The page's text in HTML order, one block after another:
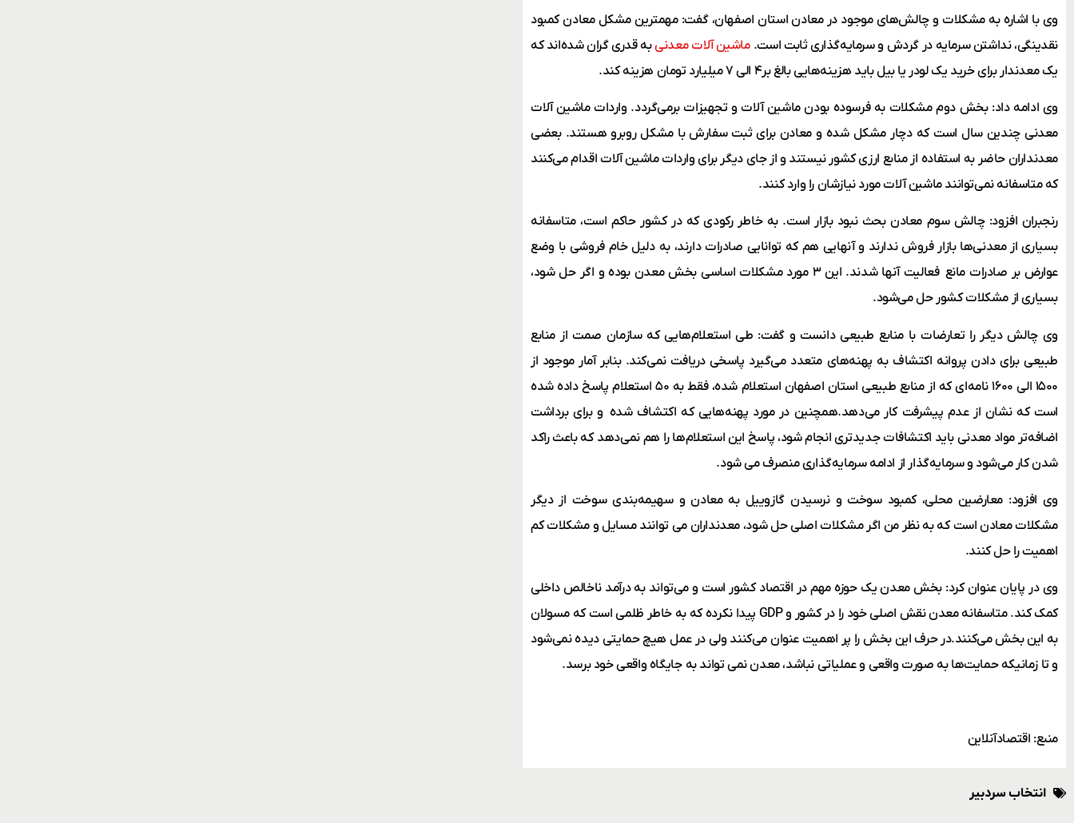
وی با اشاره به مشکلات و چالش‌های موجود در معادن استان اصفهان، گفت: مهمترین مشکل معادن کمبود
نقدینگی، نداشتن سرمایه در گردش و سرمایه‌گذاری ثابت است.ماشین آلات معدنیبه قدری گران شده‌اند که
یک معدندار برای خرید یک لودر یا بیل باید هزینه‌هایی بالغ بر۴ الی ۷ میلیارد تومان هزینه کند.
وی ادامه داد: بخش دوم مشکلات به فرسوده بودن ماشین آلات و تجهیزات برمی‌گردد. واردات ماشین آلات
معدنی چندین سال است که دچار مشکل شده و معادن برای ثبت سفارش با مشکل روبرو هستند. بعضی
معدنداران حاضر به استفاده از منابع ارزی کشور نیستند و از جای دیگر برای واردات ماشین آلات اقدام می‌کنند
که متاسفانه نمی‌توانند ماشین آلات مورد نیازشان را وارد کنند.
رنجبران افزود: چالش سوم معادن بحث نبود بازار است. به خاطر رکودی که در کشور حاکم است، متاسفانه
بسیاری از معدنی‌ها بازار فروش ندارند و آنهایی هم که توانایی صادرات دارند، به دلیل خام فروشی با وضع
عوارض بر صادرات مانع فعالیت آنها شدند. این ۳ مورد مشکلات اساسی بخش معدن بوده و اگر حل شود،
بسیاری از مشکلات کشور حل می‌شود.
وی چالش دیگر را تعارضات با منابع طبیعی دانست و گفت: طی استعلام‌هایی که سازمان صمت از منابع
طبیعی برای دادن پروانه اکتشاف به پهنه‌های متعدد می‌گیرد پاسخی دریافت نمی‌کند. بنابر آمار موجود از
۱۵۰۰ الی ۱۶۰۰ نامه‌ای که از منابع طبیعی استان اصفهان استعلام شده، فقط به ۵۰ استعلام پاسخ داده شده
است که نشان از عدم پیشرفت کار می‌دهد.همچنین در مورد پهنه‌هایی که اکتشاف شده و برای برداشت
اضافه‌تر مواد معدنی باید اکتشافات جدیدتری انجام شود، پاسخ این استعلام‌ها را هم نمی‌دهد که باعث راکد
شدن کار می‌شود و سرمایه‌گذار از ادامه سرمایه‌گذاری منصرف می شود.
وی افزود: معارضین محلی، کمبود سوخت و نرسیدن گازوییل به معادن و سهیمه‌بندی سوخت از دیگر
مشکلات معادن است که به نظر من اگر مشکلات اصلی حل شود، معدنداران می توانند مسایل و مشکلات کم
اهمیت را حل کنند.
وی در پایان عنوان کرد: بخش معدن یک حوزه مهم در اقتصاد کشور است و می‌تواند به درآمد ناخالص داخلی
کمک کند. متاسفانه معدن نقش اصلی خود را در کشور و GDP پیدا نکرده که به خاطر ظلمی است که مسولان
به این بخش می‌کنند.در حرف این بخش را پر اهمیت عنوان می‌کنند ولی در عمل هیچ حمایتی دیده نمی‌شود
و تا زمانیکه حمایت‌ها به صورت واقعی و عملیاتی نباشد، معدن نمی تواند به جایگاه واقعی خود برسد.
منبع: اقتصادآنلاین
انتخاب سردبیر